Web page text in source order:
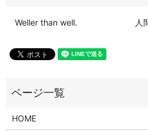
Weller than well. 人
HOME